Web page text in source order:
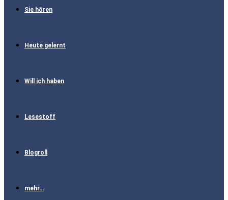
Sie hören
Heute gelernt
Will ich haben
Lesestoff
Blogroll
mehr…